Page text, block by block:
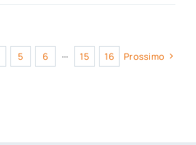
5 6 ··· 15 16 Prossimo